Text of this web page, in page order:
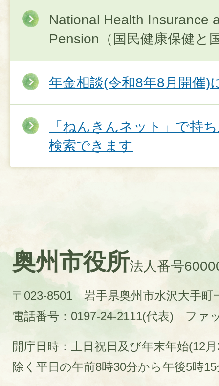
National Health Insurance
Pension（国民健康保健と
年金相談(令和8年8月開催)
「ねんきんネット」で持
検索できます
奥州市役所法人番号
〒023-8501 岩手県奥州市水沢大手町
電話番号：0197-24-2111(代表)
ファ
開庁日時：土日祝日及び年末年始(12
除く平日の午前8時30分から午後5時